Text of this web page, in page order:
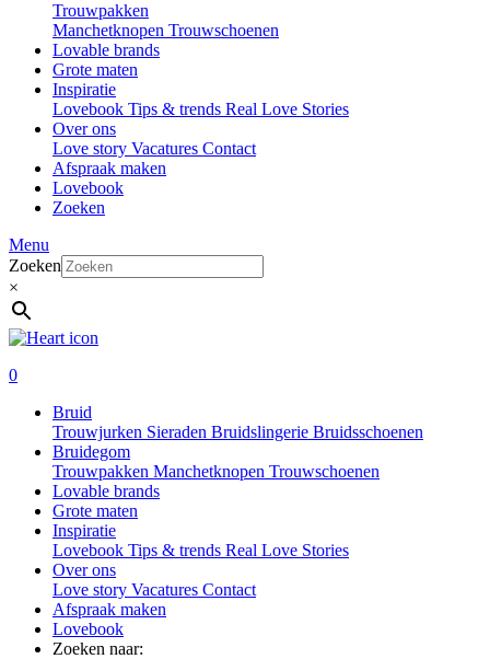
Trouwpakken
Manchetknopen Trouwschoenen
Lovable brands
Grote maten
Inspiratie
Lovebook Tips & trends Real Love Stories
Over ons
Love story Vacatures Contact
Afspraak maken
Lovebook
Zoeken
Menu
Zoeken
×
0
Bruid
Trouwjurken Sieraden Bruidslingerie Bruidsschoenen
Bruidegom
Trouwpakken Manchetknopen Trouwschoenen
Lovable brands
Grote maten
Inspiratie
Lovebook Tips & trends Real Love Stories
Over ons
Love story Vacatures Contact
Afspraak maken
Lovebook
Zoeken naar: